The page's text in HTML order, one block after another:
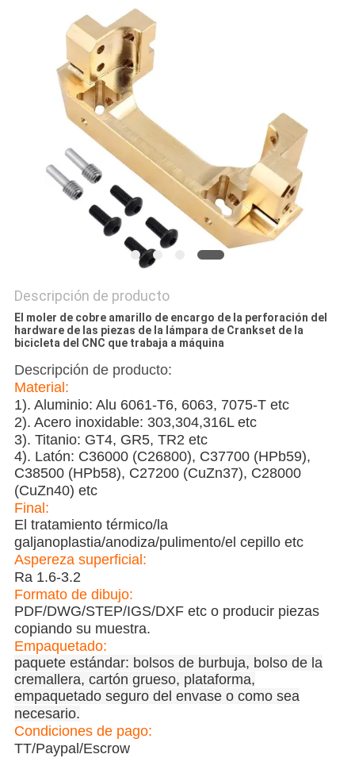
POLÍTICA
PRIVACIDAD
Descripción de producto
El moler de cobre amarillo de encargo de la perforación del
hardware de las piezas de la lámpara de Crankset de la
bicicleta del CNC que trabaja a máquina
Descripción de producto:
Material:
1). Aluminio: Alu 6061-T6, 6063, 7075-T etc
2). Acero inoxidable: 303,304,316L etc
3). Titanio: GT4, GR5, TR2 etc
4). Latón: C36000 (C26800), C37700 (HPb59),
C38500 (HPb58), C27200 (CuZn37), C28000
(CuZn40) etc
Final:
El tratamiento térmico/la
galjanoplastia/anodiza/pulimento/el cepillo etc
Aspereza superficial:
Ra 1.6-3.2
Formato de dibujo:
PDF/DWG/STEP/IGS/DXF etc o producir piezas
copiando su muestra.
Empaquetado:
paquete estándar: bolsos de burbuja, bolso de la
cremallera, cartón grueso, plataforma,
empaquetado seguro del envase o como sea
necesario.
Condiciones de pago:
TT/Paypal/Escrow